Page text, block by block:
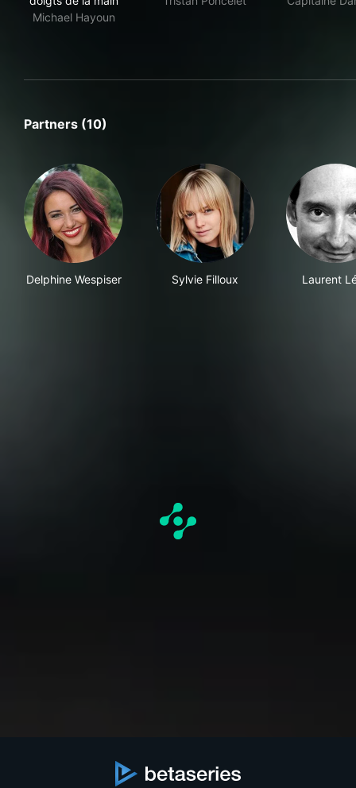
Michael Hayoun
Partners (10)
Delphine Wespiser Sylvie Filloux Laurent